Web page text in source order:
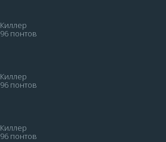
Киллер
96 понтов
Киллер
96 понтов
Киллер
96 понтов